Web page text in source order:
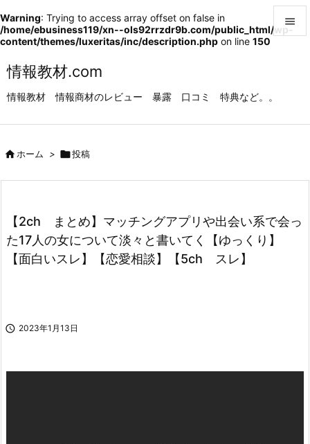
Warning: Trying to access array offset on false in
/home/ebusiness119/xn--ols92rrzdr9b.com/public_html/wp-
content/themes/luxeritas/inc/description.php on line 150
情報教材.com
情報教材 情報商材のレビュー 暴露 口コミ 特典など。。


ホーム > 投稿
【2ch まとめ】マッチングアプリや出会い系で会っ
た17人の女について淡々と書いてく【ゆっくり】
【面白いスレ】【恋愛相談】【5ch スレ】
 2023年1月13日